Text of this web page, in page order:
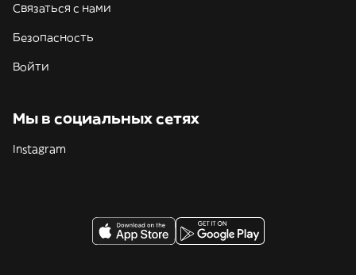
Связаться с нами
Безопасность
Войти
Мы в социальных сетях
Instagram